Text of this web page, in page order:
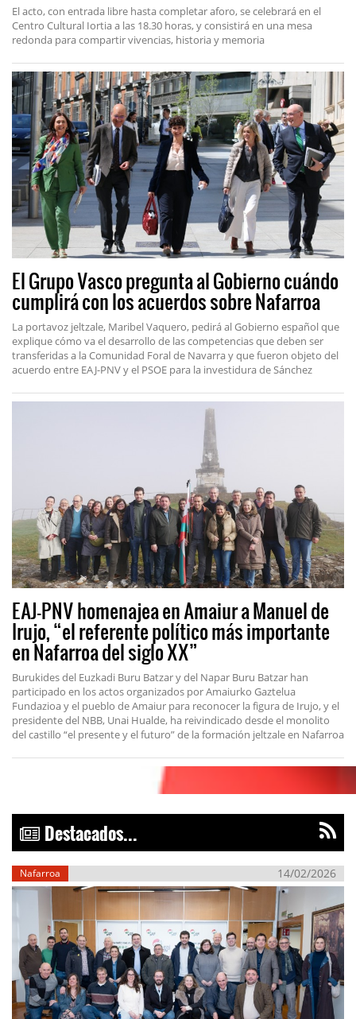
El acto, con entrada libre hasta completar aforo, se celebrará en el
Centro Cultural Iortia a las 18.30 horas, y consistirá en una mesa
redonda para compartir vivencias, historia y memoria
El Grupo Vasco pregunta al Gobierno cuándo
cumplirá con los acuerdos sobre Nafarroa
La portavoz jeltzale, Maribel Vaquero, pedirá al Gobierno español que
explique cómo va el desarrollo de las competencias que deben ser
transferidas a la Comunidad Foral de Navarra y que fueron objeto del
acuerdo entre EAJ-PNV y el PSOE para la investidura de Sánchez
EAJ-PNV homenajea en Amaiur a Manuel de
Irujo, “el referente político más importante
en Nafarroa del siglo XX”
Burukides del Euzkadi Buru Batzar y del Napar Buru Batzar han
participado en los actos organizados por Amaiurko Gaztelua
Fundazioa y el pueblo de Amaiur para reconocer la figura de Irujo, y el
presidente del NBB, Unai Hualde, ha reivindicado desde el monolito
del castillo “el presente y el futuro” de la formación jeltzale en Nafarroa
Destacados...
Nafarroa 14/02/2026